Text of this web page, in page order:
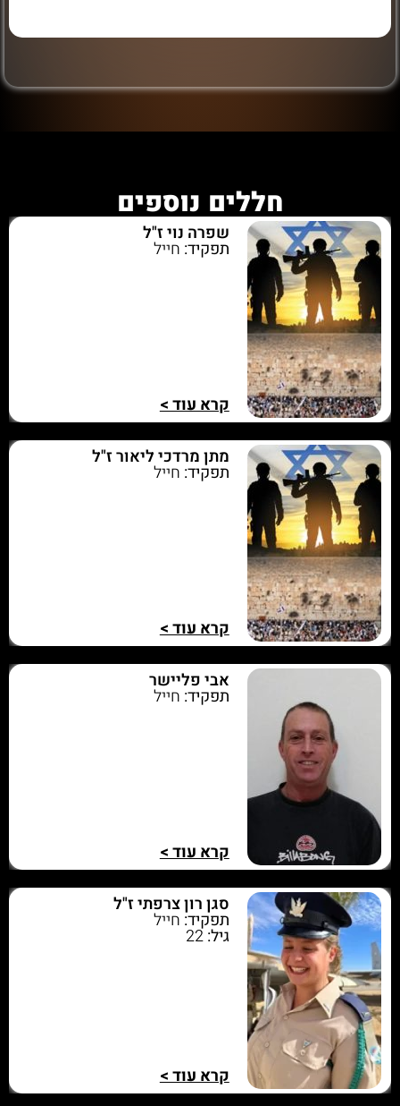
חללים נוספים
שפרה נוי ז"ל
תפקיד: חייל
קרא עוד >
מתן מרדכי ליאור ז"ל
תפקיד: חייל
קרא עוד >
אבי פליישר
תפקיד: חייל
קרא עוד >
סגן רון צרפתי ז"ל
תפקיד: חייל
גיל:22
קרא עוד >